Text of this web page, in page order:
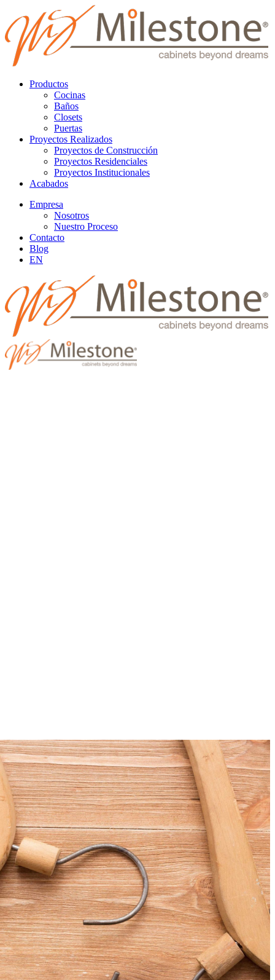
Productos
Cocinas
Baños
Closets
Puertas
Proyectos Realizados
Proyectos de Construcción
Proyectos Residenciales
Proyectos Institucionales
Acabados
Empresa
Nosotros
Nuestro Proceso
Contacto
Blog
EN
Así como tu vida está en continuo
cambio así mismo está tu closet en una
evolución de tendencias modernas y a la
moda. Por eso tenemos nuestra línea de
diseño de CLOSETS que nos permitirá
tener toda nuestra ropa en el lugar ideal y
en el orden que más gustemos.